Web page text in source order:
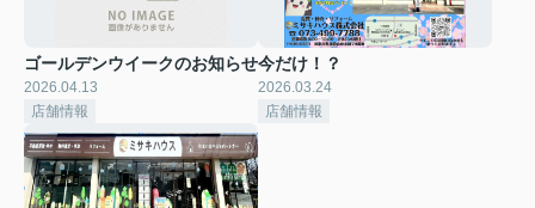
ゴールデンウイークのお知らせ
2026.04.13
店舗情報
今だけ！？
2026.03.24
店舗情報